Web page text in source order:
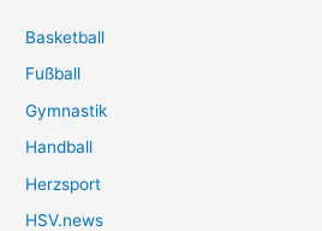
Basketball
Fußball
Gymnastik
Handball
Herzsport
HSV.news